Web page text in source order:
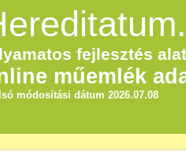
fejlesztés
műemlék
módosítási dátum 2026.07.08